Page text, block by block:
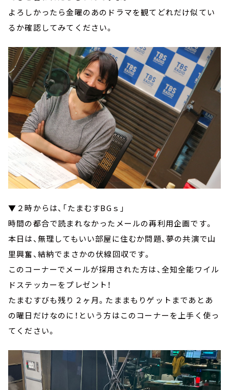
よろしかったら金曜のあのドラマを観てどれだけ似てい
るか確認してみてください。
▼２時からは、「たまむすBGｓ」
時間の都合で読まれなかったメールの再利用企画です。
本日は、無理してもいい部屋に住むか問題、夢の共演で山
里興奮、結納でまさかの伏線回収です。
このコーナーでメールが採用された方は、全知全能ワイル
ドステッカーをプレゼント！
たまむすびも残り２ヶ月。たままもりゲットまであとあ
の曜日だけなのに！という方はこのコーナーを上手く使っ
てください。